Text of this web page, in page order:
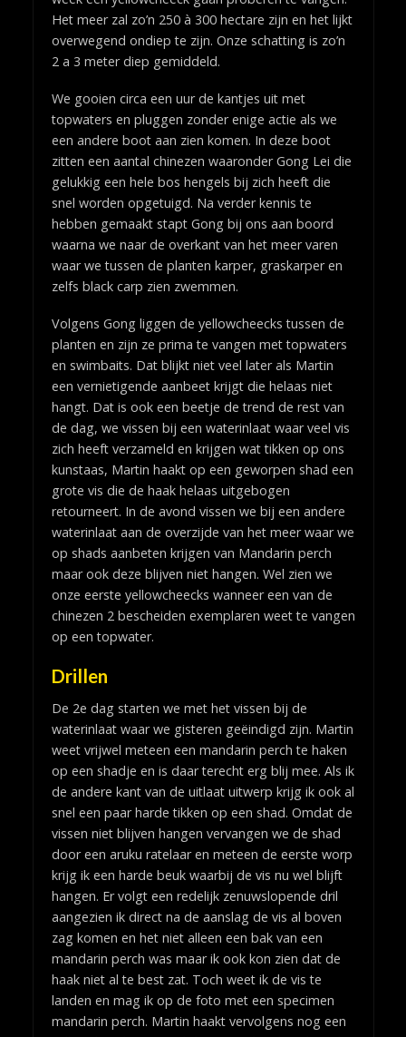
Het meer zal zo’n 250 à 300 hectare zijn en het lijkt
overwegend ondiep te zijn. Onze schatting is zo’n
2 a 3 meter diep gemiddeld.
We gooien circa een uur de kantjes uit met
topwaters en pluggen zonder enige actie als we
een andere boot aan zien komen. In deze boot
zitten een aantal chinezen waaronder Gong Lei die
gelukkig een hele bos hengels bij zich heeft die
snel worden opgetuigd. Na verder kennis te
hebben gemaakt stapt Gong bij ons aan boord
waarna we naar de overkant van het meer varen
waar we tussen de planten karper, graskarper en
zelfs black carp zien zwemmen.
Volgens Gong liggen de yellowcheecks tussen de
planten en zijn ze prima te vangen met topwaters
en swimbaits. Dat blijkt niet veel later als Martin
een vernietigende aanbeet krijgt die helaas niet
hangt. Dat is ook een beetje de trend de rest van
de dag, we vissen bij een waterinlaat waar veel vis
zich heeft verzameld en krijgen wat tikken op ons
kunstaas, Martin haakt op een geworpen shad een
grote vis die de haak helaas uitgebogen
retourneert. In de avond vissen we bij een andere
waterinlaat aan de overzijde van het meer waar we
op shads aanbeten krijgen van Mandarin perch
maar ook deze blijven niet hangen. Wel zien we
onze eerste yellowcheecks wanneer een van de
chinezen 2 bescheiden exemplaren weet te vangen
op een topwater.
Drillen
De 2e dag starten we met het vissen bij de
waterinlaat waar we gisteren geëindigd zijn. Martin
weet vrijwel meteen een mandarin perch te haken
op een shadje en is daar terecht erg blij mee. Als ik
de andere kant van de uitlaat uitwerp krijg ik ook al
snel een paar harde tikken op een shad. Omdat de
vissen niet blijven hangen vervangen we de shad
door een aruku ratelaar en meteen de eerste worp
krijg ik een harde beuk waarbij de vis nu wel blijft
hangen. Er volgt een redelijk zenuwslopende dril
aangezien ik direct na de aanslag de vis al boven
zag komen en het niet alleen een bak van een
mandarin perch was maar ik ook kon zien dat de
haak niet al te best zat. Toch weet ik de vis te
landen en mag ik op de foto met een specimen
mandarin perch. Martin haakt vervolgens nog een